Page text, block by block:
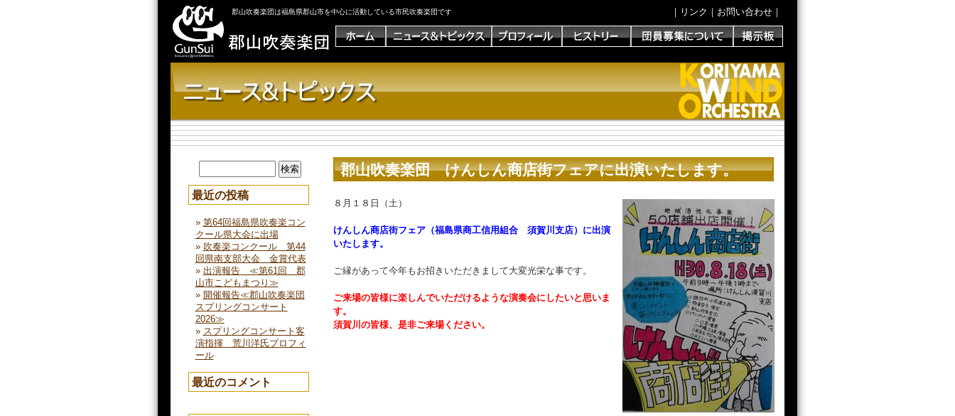
郡山吹奏楽団は福島県郡山市を中心に活動している市民吹奏楽団です ｜ リンク ｜ お問い合わせ ｜
最近の投稿
第64回福島県吹奏楽コン
クール県大会に出場
吹奏楽コンクール 第44
回県南支部大会 金賞代表
出演報告 ≪第61回 郡
山市こどもまつり≫
開催報告≪郡山吹奏楽団
スプリングコンサート
2026≫
スプリングコンサート客
演指揮 荒川洋氏プロフィ
ール
最近のコメント
郡山吹奏楽団 けんしん商店街フェアに出演いたします。
８月１８日（土）
けんしん商店街フェア（福島県商工信用組合 須賀川支店）に出演
いたします。
ご縁があって今年もお招きいただきまして大変光栄な事です。
ご来場の皆様に楽しんでいただけるような演奏会にしたいと思いま
す。
須賀川の皆様、是非ご来場ください。